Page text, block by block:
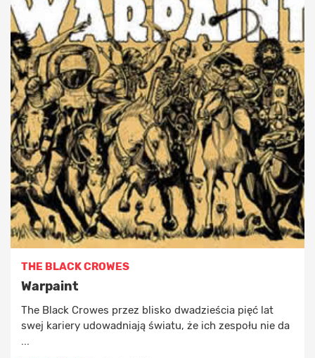
THE BLACK CROWES
Warpaint
The Black Crowes przez blisko dwadzieścia pięć lat
swej kariery udowadniają światu, że ich zespołu nie da
...